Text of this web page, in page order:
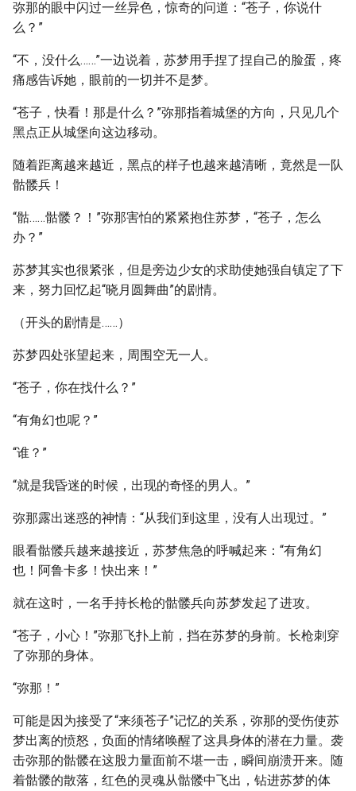
弥那的眼中闪过一丝异色，惊奇的问道：“苍子，你说什
么？”
“不，没什么……”一边说着，苏梦用手捏了捏自己的脸蛋，疼
痛感告诉她，眼前的一切并不是梦。
“苍子，快看！那是什么？”弥那指着城堡的方向，只见几个
黑点正从城堡向这边移动。
随着距离越来越近，黑点的样子也越来越清晰，竟然是一队
骷髅兵！
“骷……骷髅？！”弥那害怕的紧紧抱住苏梦，“苍子，怎么
办？”
苏梦其实也很紧张，但是旁边少女的求助使她强自镇定了下
来，努力回忆起“晓月圆舞曲”的剧情。
（开头的剧情是……）
苏梦四处张望起来，周围空无一人。
“苍子，你在找什么？”
“有角幻也呢？”
“谁？”
“就是我昏迷的时候，出现的奇怪的男人。”
弥那露出迷惑的神情：“从我们到这里，没有人出现过。”
眼看骷髅兵越来越接近，苏梦焦急的呼喊起来：“有角幻
也！阿鲁卡多！快出来！”
就在这时，一名手持长枪的骷髅兵向苏梦发起了进攻。
“苍子，小心！”弥那飞扑上前，挡在苏梦的身前。长枪刺穿
了弥那的身体。
“弥那！”
可能是因为接受了“来须苍子”记忆的关系，弥那的受伤使苏
梦出离的愤怒，负面的情绪唤醒了这具身体的潜在力量。袭
击弥那的骷髅在这股力量面前不堪一击，瞬间崩溃开来。随
着骷髅的散落，红色的灵魂从骷髅中飞出，钻进苏梦的体